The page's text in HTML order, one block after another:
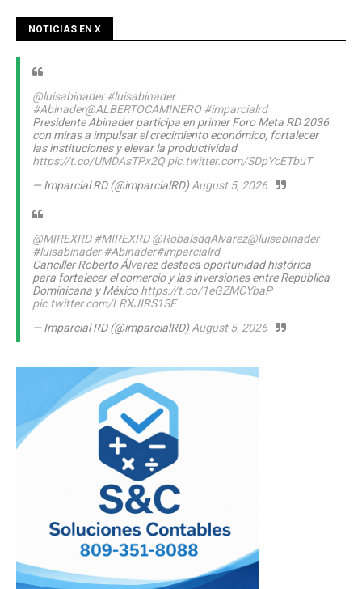
NOTICIAS EN X
@luisabinader #luisabinader
#Abinader@ALBERTOCAMINERO #imparcialrd
Presidente Abinader participa en primer Foro Meta RD 2036
con miras a impulsar el crecimiento económico, fortalecer
las instituciones y elevar la productividad
https://t.co/UMDAsTPx2Q pic.twitter.com/SDpYcETbuT
— Imparcial RD (@imparcialRD)August 5, 2026
@MIREXRD #MIREXRD @RobalsdqAlvarez@luisabinader
#luisabinader #Abinader#imparcialrd
Canciller Roberto Álvarez destaca oportunidad histórica
para fortalecer el comercio y las inversiones entre República
Dominicana y Méxicohttps://t.co/1eGZMCYbaP
pic.twitter.com/LRXJIRS1SF
— Imparcial RD (@imparcialRD)August 5, 2026